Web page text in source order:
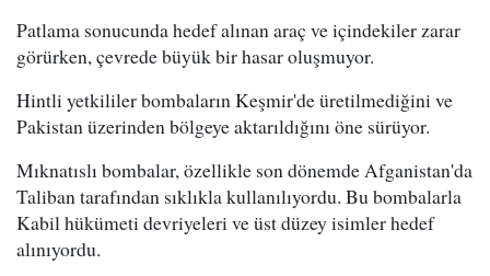
Patlama sonucunda hedef alınan araç ve içindekiler zarar
görürken, çevrede büyük bir hasar oluşmuyor.
Hintli yetkililer bombaların Keşmir'de üretilmediğini ve
Pakistan üzerinden bölgeye aktarıldığını öne sürüyor.
Mıknatıslı bombalar, özellikle son dönemde Afganistan'da
Taliban tarafından sıklıkla kullanılıyordu. Bu bombalarla
Kabil hükümeti devriyeleri ve üst düzey isimler hedef
alınıyordu.